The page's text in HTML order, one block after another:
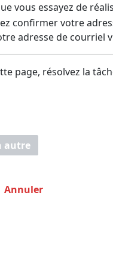
vous essayez de
confirmer votre
adresse de courriel
page, résolvez la
autre
Annuler